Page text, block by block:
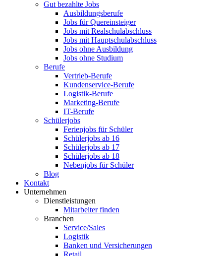
Gut bezahlte Jobs
Ausbildungsberufe
Jobs für Quereinsteiger
Jobs mit Realschulabschluss
Jobs mit Hauptschulabschluss
Jobs ohne Ausbildung
Jobs ohne Studium
Berufe
Vertrieb-Berufe
Kundenservice-Berufe
Logistik-Berufe
Marketing-Berufe
IT-Berufe
Schülerjobs
Ferienjobs für Schüler
Schülerjobs ab 16
Schülerjobs ab 17
Schülerjobs ab 18
Nebenjobs für Schüler
Blog
Kontakt
Unternehmen
Dienstleistungen
Mitarbeiter finden
Branchen
Service/Sales
Logistik
Banken und Versicherungen
Retail